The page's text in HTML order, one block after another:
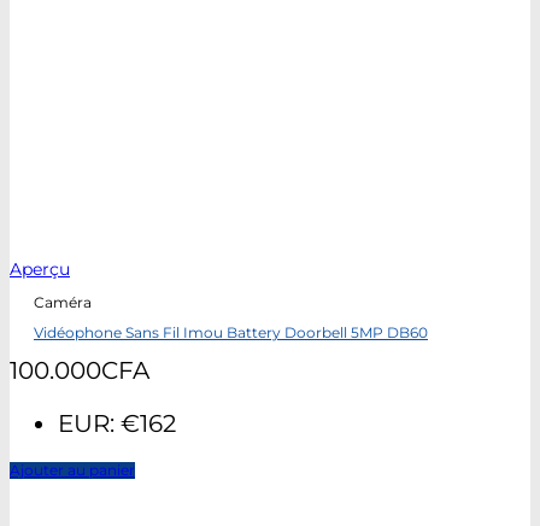
Aperçu
Caméra
Vidéophone Sans Fil Imou Battery Doorbell 5MP DB60
100.000CFA
EUR: €162
Ajouter au panier